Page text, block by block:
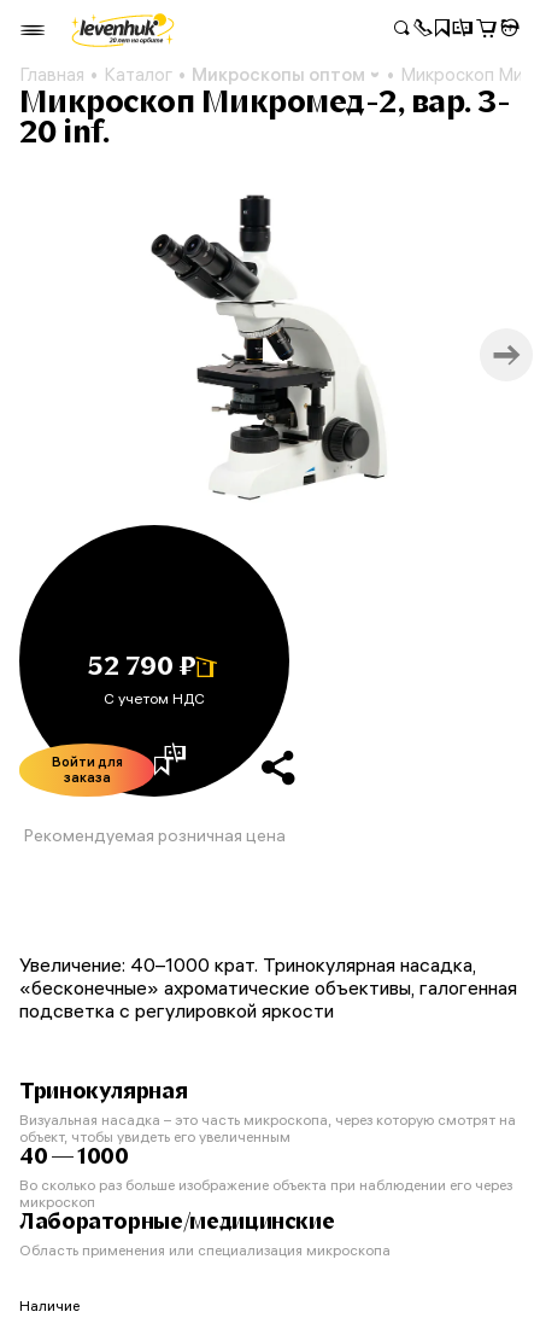
Главная Каталог Микроскопы оптом Микроскоп
Микроскоп Микромед-2, вар. 3-
20 inf.
52 790 ₽
С учетом НДС
Войти для
заказа
Рекомендуемая розничная цена
Увеличение: 40–1000 крат. Тринокулярная насадка,
«бесконечные» ахроматические объективы, галогенная
подсветка с регулировкой яркости
Тринокулярная
Визуальная насадка – это часть микроскопа, через которую смотрят на
объект, чтобы увидеть его увеличенным
40 — 1000
Во сколько раз больше изображение объекта при наблюдении его через
микроскоп
Лабораторные/медицинские
Область применения или специализация микроскопа
Наличие